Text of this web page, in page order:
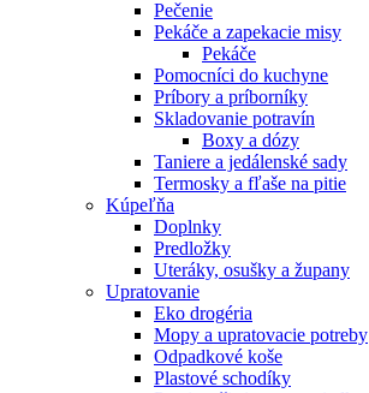
Pečenie
Pekáče a zapekacie misy
Pekáče
Pomocníci do kuchyne
Príbory a príborníky
Skladovanie potravín
Boxy a dózy
Taniere a jedálenské sady
Termosky a fľaše na pitie
Kúpeľňa
Doplnky
Predložky
Uteráky, osušky a župany
Upratovanie
Eko drogéria
Mopy a upratovacie potreby
Odpadkové koše
Plastové schodíky